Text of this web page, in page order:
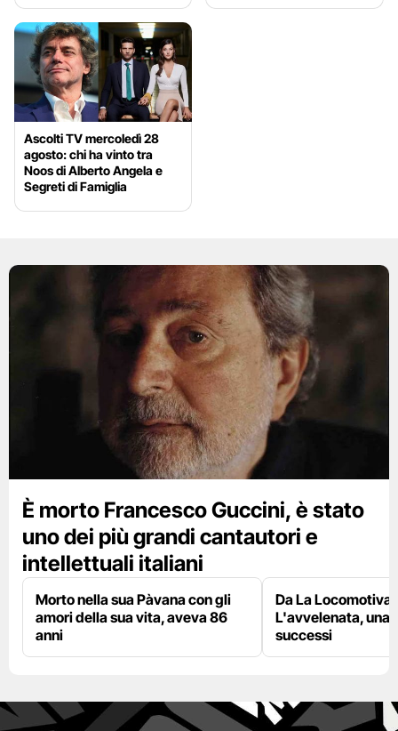
Ascolti TV mercoledì 28
agosto: chi ha vinto tra
Noos di Alberto Angela e
Segreti di Famiglia
È morto Francesco Guccini, è stato
uno dei più grandi cantautori e
intellettuali italiani
Morto nella sua Pàvana con gli
amori della sua vita, aveva 86
anni
Da La Locomotiva
L'avvelenata, una
successi